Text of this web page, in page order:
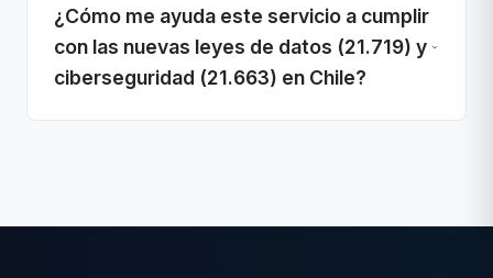
¿Cómo me ayuda este servicio a cumplir
con las nuevas leyes de datos (21.719) y
ciberseguridad (21.663) en Chile?